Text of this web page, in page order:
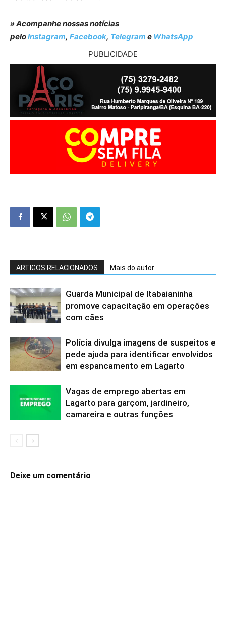
» Acompanhe nossas notícias
peloInstagram, Facebook, Telegram e WhatsApp
PUBLICIDADE
ARTIGOS RELACIONADOS Mais do autor
Guarda Municipal de Itabaianinha
promove capacitação em operações
com cães
Polícia divulga imagens de suspeitos e
pede ajuda para identificar envolvidos
em espancamento em Lagarto
Vagas de emprego abertas em
Lagarto para garçom, jardineiro,
camareira e outras funções
Deixe um comentário